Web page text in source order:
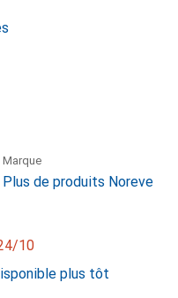
Marque
Plus de produits Noreve
10
plus tôt